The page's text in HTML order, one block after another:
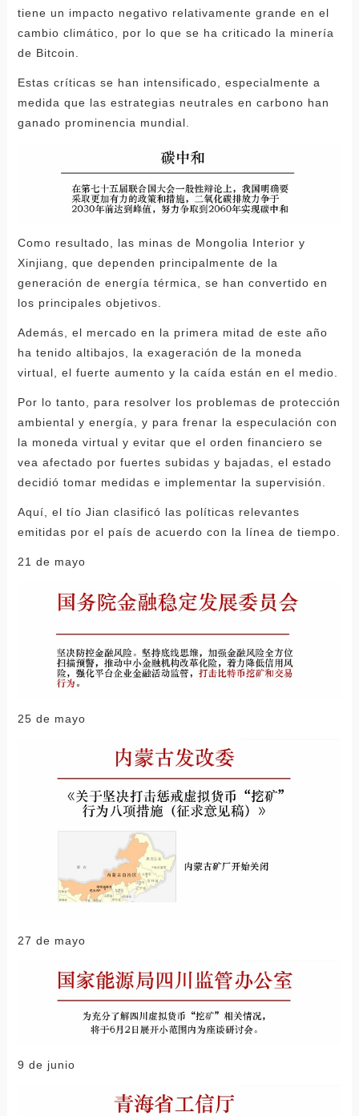
tiene un impacto negativo relativamente grande en el
cambio climático, por lo que se ha criticado la minería
de Bitcoin.
Estas críticas se han intensificado, especialmente a
medida que las estrategias neutrales en carbono han
ganado prominencia mundial.
Como resultado, las minas de Mongolia Interior y
Xinjiang, que dependen principalmente de la
generación de energía térmica, se han convertido en
los principales objetivos.
Además, el mercado en la primera mitad de este año
ha tenido altibajos, la exageración de la moneda
virtual, el fuerte aumento y la caída están en el medio.
Por lo tanto, para resolver los problemas de protección
ambiental y energía, y para frenar la especulación con
la moneda virtual y evitar que el orden financiero se
vea afectado por fuertes subidas y bajadas, el estado
decidió tomar medidas e implementar la supervisión.
Aquí, el tío Jian clasificó las políticas relevantes
emitidas por el país de acuerdo con la línea de tiempo.
21 de mayo
25 de mayo
27 de mayo
9 de junio